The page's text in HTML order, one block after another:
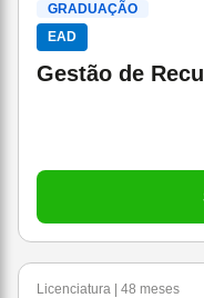
GRADUAÇÃO
EAD
Gestão de
Licenciatura | 48 meses